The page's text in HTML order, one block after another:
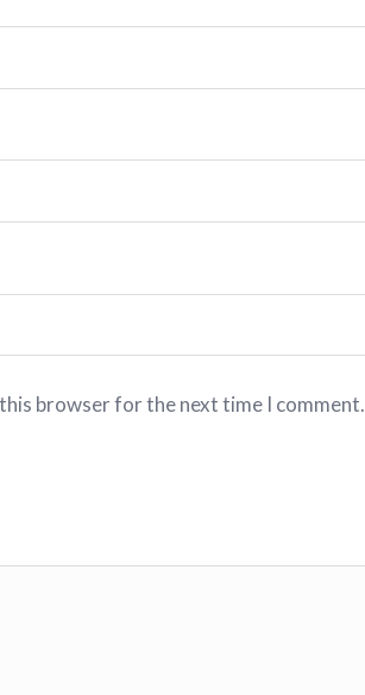
browser for the next time I comment.